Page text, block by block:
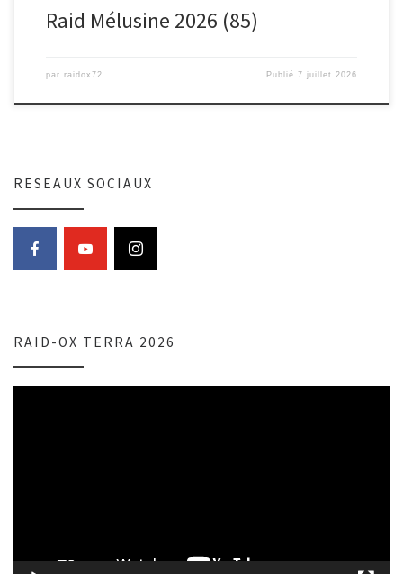
Raid Mélusine 2026 (85)
par raidox72 Publié7 juillet 2026
RESEAUX SOCIAUX
RAID-OX TERRA 2026